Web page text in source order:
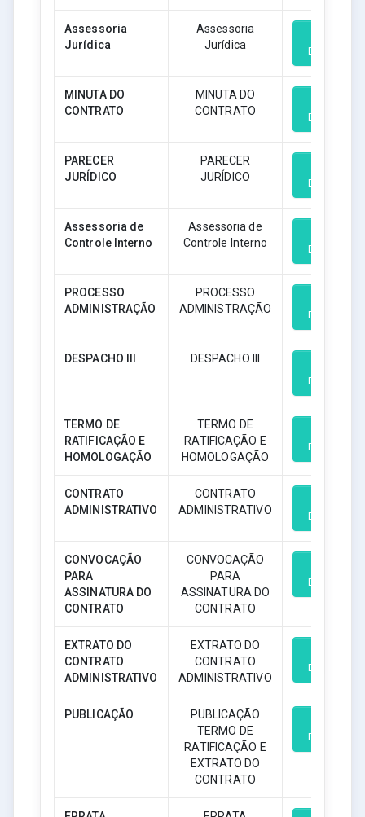
Assessoria
Jurídica
Assessoria
Jurídica
Download
MINUTA DO
CONTRATO
MINUTA DO
CONTRATO
Download
PARECER
JURÍDICO
PARECER
JURÍDICO
Download
Assessoria de
Controle Interno
Assessoria de
Controle Interno
Download
PROCESSO
ADMINISTRAÇÃO
PROCESSO
ADMINISTRAÇÃO
Download
DESPACHO III DESPACHO III
Download
TERMO DE
RATIFICAÇÃO E
HOMOLOGAÇÃO
TERMO DE
RATIFICAÇÃO E
HOMOLOGAÇÃO
Download
CONTRATO
ADMINISTRATIVO
CONTRATO
ADMINISTRATIVO
Download
CONVOCAÇÃO
PARA
ASSINATURA DO
CONTRATO
CONVOCAÇÃO
PARA
ASSINATURA DO
CONTRATO
Download
EXTRATO DO
CONTRATO
ADMINISTRATIVO
EXTRATO DO
CONTRATO
ADMINISTRATIVO
Download
PUBLICAÇÃO
PUBLICAÇÃO
TERMO DE
RATIFICAÇÃO E
EXTRATO DO
CONTRATO
Download